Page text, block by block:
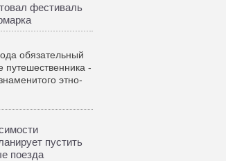
фестиваль
обязательный
путешественника -
этно-
пустить
поезда